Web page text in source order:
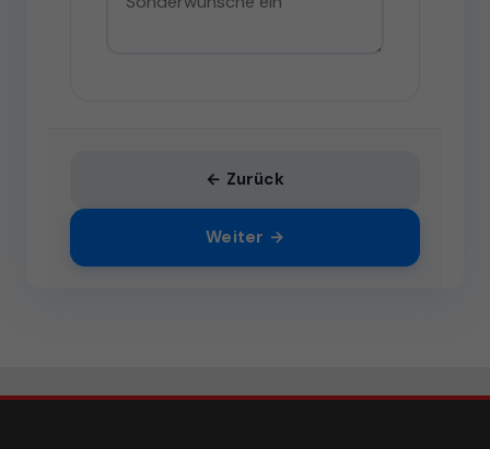
← Zurück
Weiter →